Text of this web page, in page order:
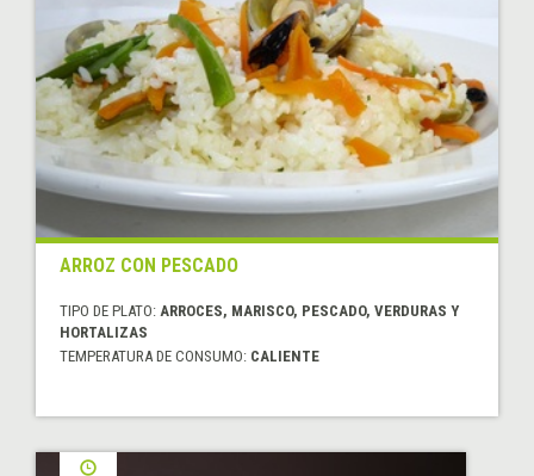
ARROZ CON PESCADO
TIPO DE PLATO: ARROCES, MARISCO, PESCADO, VERDURAS Y
HORTALIZAS
TEMPERATURA DE CONSUMO: CALIENTE